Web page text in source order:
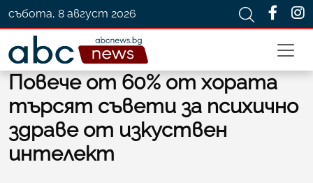
събота, 8 август 2026
Повече от 60% от хората
търсят съвети за психично
здраве от изкуствен
интелект